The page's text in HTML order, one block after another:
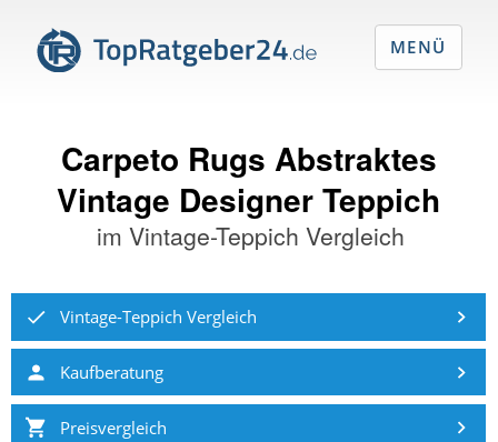
Carpeto Rugs Abstraktes
Vintage Designer Teppich
imVintage-Teppich Vergleich
Vintage-Teppich Vergleich
Kaufberatung
Preisvergleich
MENÜ